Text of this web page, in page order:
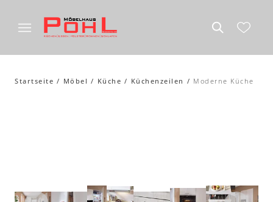
Startseite Möbel Küche Küchenzeilen Moderne Küche